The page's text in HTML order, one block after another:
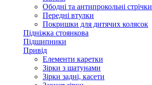
Ободні та антипрокольні стрічки
Передні втулки
Покришки для дитячих колясок
Підніжка стоянкова
Підшипники
Привід
Елементи каретки
Зірки з шатунами
Зірки задні, касети